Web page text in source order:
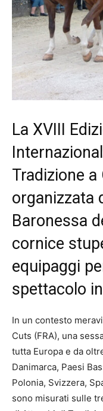
La XVIII
Tradizione a
organizzata
Baronessa
cornice
equipaggi
spettacolo
In un contesto
Cuts (FRA), una
tutta Europa e da
Danimarca, Paesi
Polonia, Svizzera,
sono misurati sulle